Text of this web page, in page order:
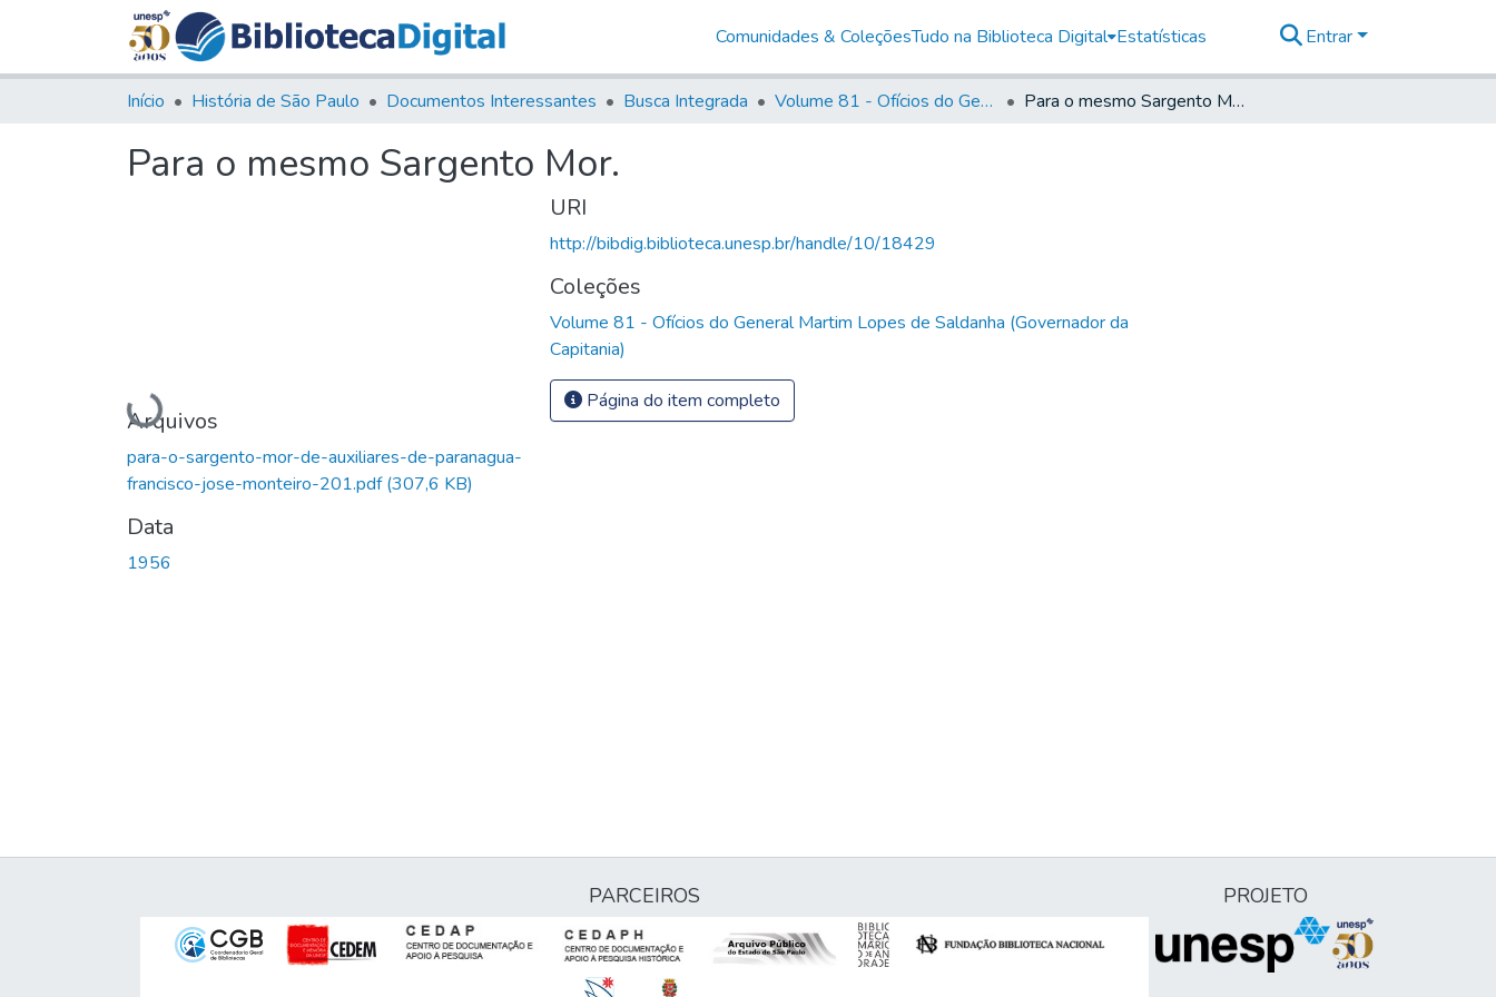
Comunidades & ColeçõesTudo na Biblioteca Digital Estatísticas Entrar
Início História de São Paulo Documentos Interessantes Busca Integrada Volume 81 - Ofícios do General Martim Lopes de Saldanha (Governador da Capitania) Para o mesmo Sargento Mor.
Para o mesmo Sargento Mor.
Carregando...
Arquivos
para-o-sargento-mor-de-auxiliares-de-paranagua-
francisco-jose-monteiro-201.pdf(307,6 KB)
Data
1956
URI
http://bibdig.biblioteca.unesp.br/handle/10/18429
Coleções
Volume 81 - Ofícios do General Martim Lopes de Saldanha (Governador da
Capitania)
Página do item completo
PARCEIROS PROJETO